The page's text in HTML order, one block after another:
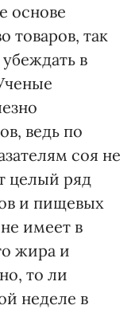
основе
товаров, так
в
ведь по
соя не
целый ряд
и пищевых
имеет в
жира и
то ли
неделе в